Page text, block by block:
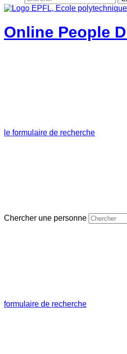
Online People
le formulaire de recherche
Chercher une personne
formulaire de recherche